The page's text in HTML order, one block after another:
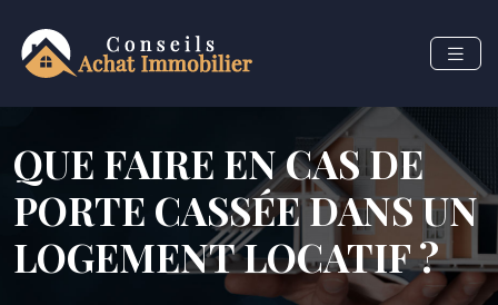
QUE FAIRE EN CAS DE
PORTE CASSÉE DANS UN
LOGEMENT LOCATIF ?